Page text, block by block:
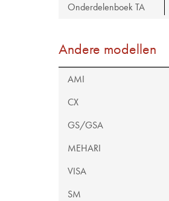
Onderdelenboek TA
Andere modellen
AMI
CX
GS/GSA
MEHARI
VISA
SM